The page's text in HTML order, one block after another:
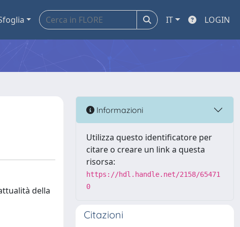
IT LOGIN
della
Informazioni
Utilizza questo identificatore per
citare o creare un link a questa
risorsa:
https://hdl.handle.net/2158/65471
0
Citazioni